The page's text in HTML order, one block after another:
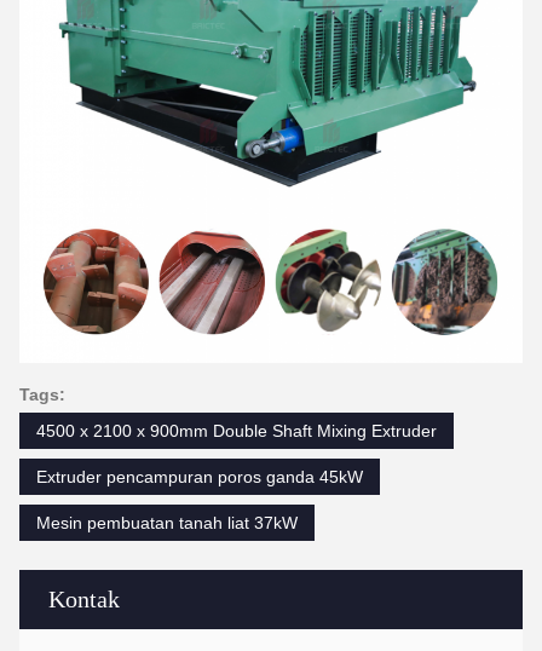
Kontak
Tags:
4500 x 2100 x 900mm Double Shaft Mixing Extruder
Extruder pencampuran poros ganda 45kW
Mesin pembuatan tanah liat 37kW